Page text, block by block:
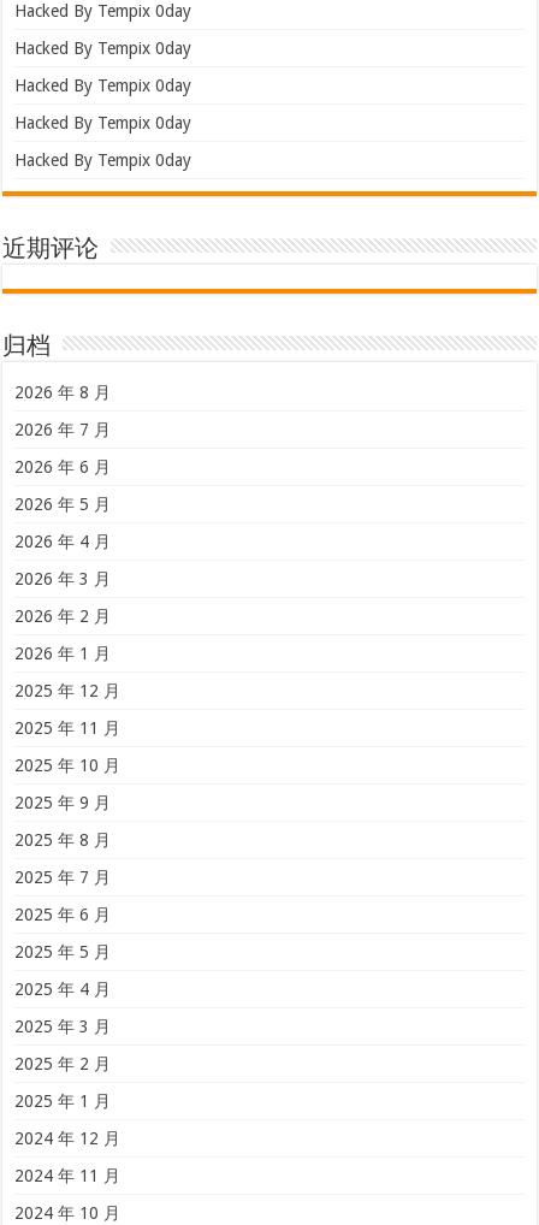
Hacked By Tempix 0day
Hacked By Tempix 0day
Hacked By Tempix 0day
Hacked By Tempix 0day
Hacked By Tempix 0day
近期评论
归档
2026 年 8 月
2026 年 7 月
2026 年 6 月
2026 年 5 月
2026 年 4 月
2026 年 3 月
2026 年 2 月
2026 年 1 月
2025 年 12 月
2025 年 11 月
2025 年 10 月
2025 年 9 月
2025 年 8 月
2025 年 7 月
2025 年 6 月
2025 年 5 月
2025 年 4 月
2025 年 3 月
2025 年 2 月
2025 年 1 月
2024 年 12 月
2024 年 11 月
2024 年 10 月